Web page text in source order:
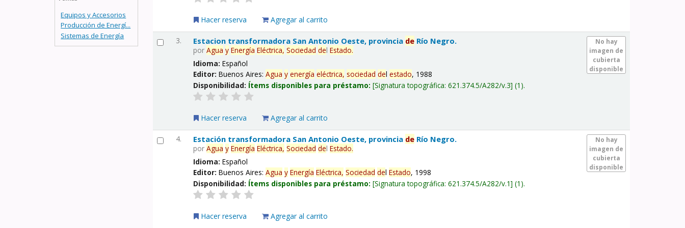
Equipos y Accesorios
Producción de Energí...
Sistemas de Energía
Hacer reserva Agregar al carrito
3.
No hay
imagen de
cubierta
disponible
Estacion transformadora San Antonio Oeste, provincia de Río Negro.
porAgua y Energía Eléctrica, Sociedad delEstado.
Idioma:Español
Editor:Buenos Aires:Agua y energía eléctrica, sociedad delestado, 1988
Disponibilidad: Ítems disponibles para préstamo: Signatura topográfica:621.374.5/A282/v.3 (1).
Hacer reserva Agregar al carrito
4.
No hay
imagen de
cubierta
disponible
Estación transformadora San Antonio Oeste, provincia de Río Negro.
porAgua y Energía Eléctrica, Sociedad delEstado.
Idioma:Español
Editor:Buenos Aires:Agua y Energía Eléctrica, Sociedad delEstado, 1998
Disponibilidad: Ítems disponibles para préstamo: Signatura topográfica:621.374.5/A282/v.1 (1).
Hacer reserva Agregar al carrito